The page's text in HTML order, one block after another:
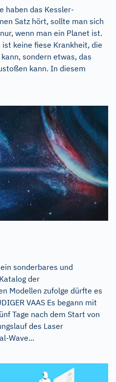
haben das Kessler-
Satz hört, sollte man sich
wenn man ein Planet ist.
keine fiese Krankheit, die
sondern etwas, das
kann. In diesem
sonderbares und
der
Modellen zufolge dürfte es
VAAS Es begann mit
Tage nach dem Start von
des Laser
Wave...